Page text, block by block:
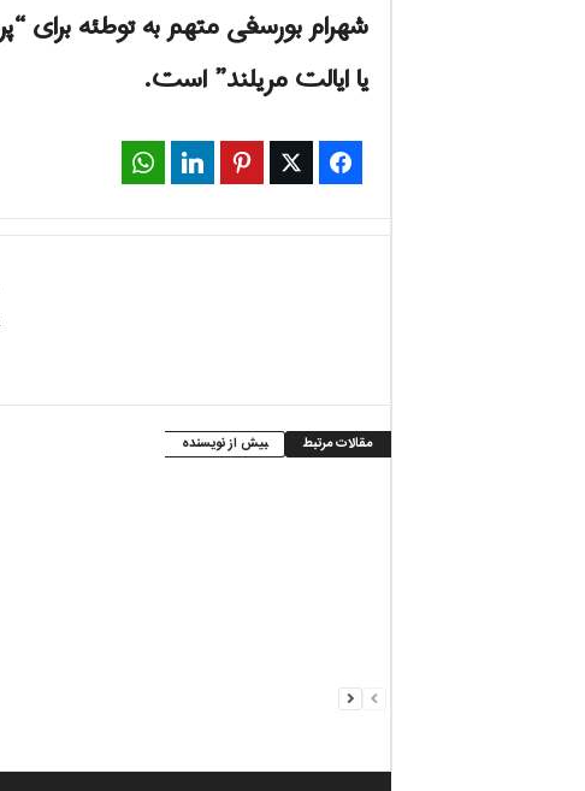
یا ایالت مریلند” است.
Facebook
Twitter
Pinterest
LinkedIn
مقالات مرتبط بیش از نویسنده